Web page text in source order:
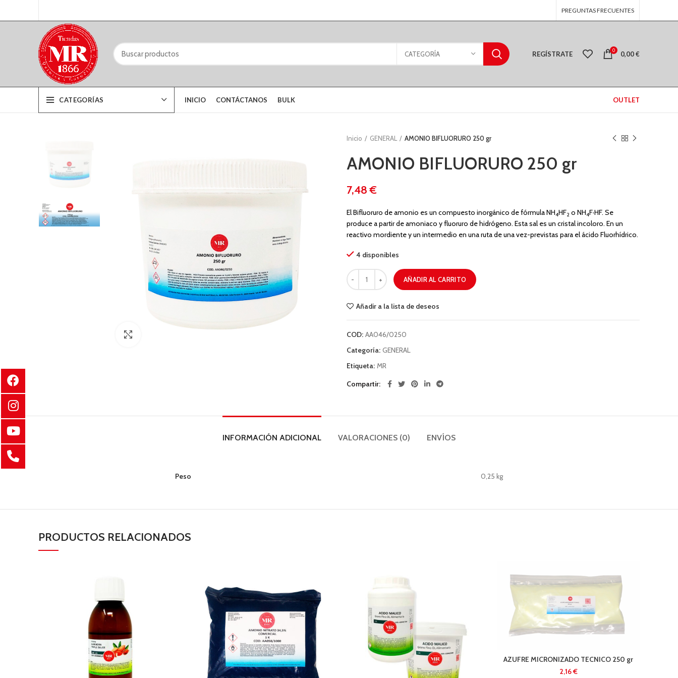
PREGUNTAS FRECUENTES
CATEGORÍA REGÍSTRATE 0 0,00€
CATEGORÍAS INICIO CONTÁCTANOS BULK OUTLET
Inicio GENERAL AMONIO BIFLUORURO 250 gr
AMONIO BIFLUORURO 250 gr
€
El Bifluoruro de amonio es un compuesto inorgánico de fórmula NH4HF2 o NH4F·HF. Se
produce a partir de amoniaco y fluoruro de hidrógeno. Esta sal es un cristal incoloro. En un
reactivo mordiente y un intermedio en una ruta de una vez-previstas para el ácido Fluorhídrico.
4 disponibles
AÑADIR AL CARRITO
Añadir a la lista de deseos
COD: AA046/0250
Categoría: GENERAL
Etiqueta: MR
Compartir
INFORMACIÓN ADICIONAL VALORACIONES (0) ENVÍOS
Peso 0,25 kg
PRODUCTOS RELACIONADOS
AZUFRE MICRONIZADO TECNICO 250 gr
€